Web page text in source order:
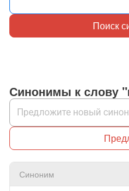
Поиск
Синонимы к слову
Синоним